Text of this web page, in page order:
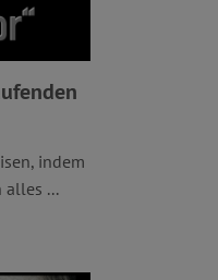
indem
alles ...